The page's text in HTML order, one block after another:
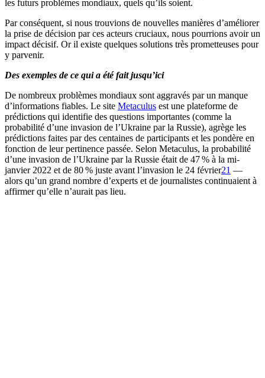
les futurs problèmes mondiaux, quels qu’ils soient.
Par conséquent, si nous trouvions de nouvelles manières d’améliorer
la prise de décision par ces acteurs cruciaux, nous pourrions avoir un
impact décisif. Or il existe quelques solutions très prometteuses pour
y parvenir.
Des exemples de ce qui a été fait jusqu’ici
De nombreux problèmes mondiaux sont aggravés par un manque
d’informations fiables. Le site Metaculus est une plateforme de
prédictions qui identifie des questions importantes (comme la
probabilité d’une invasion de l’Ukraine par la Russie), agrège les
prédictions faites par des centaines de participants et les pondère en
fonction de leur pertinence passée. Selon Metaculus, la probabilité
d’une invasion de l’Ukraine par la Russie était de 47 % à la mi-
janvier 2022 et de 80 % juste avant l’invasion le 24 février⁠21 —
alors qu’un grand nombre d’experts et de journalistes continuaient à
affirmer qu’elle n’aurait pas lieu.